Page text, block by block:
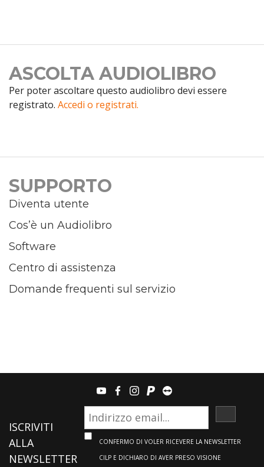
ASCOLTA AUDIOLIBRO
Per poter ascoltare questo audiolibro devi essere
registrato. Accedi o registrati.
SUPPORTO
Diventa utente
Cos’è un Audiolibro
Software
Centro di assistenza
Domande frequenti sul servizio
youtubefacebook
instagram
paypalteamviewer
ISCRIVITI
ALLA
NEWSLETTER
CONFERMO DI VOLER RICEVERE LA NEWSLETTER
CILP E DICHIARO DI AVER PRESO VISIONE